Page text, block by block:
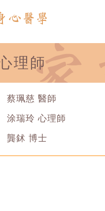
理師
蔡珮慈 醫師
涂瑞玲 心理師
龔鉥 博士